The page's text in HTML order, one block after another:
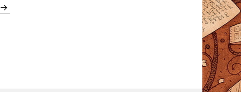
Guía de accesibilidad para la digitalización en las